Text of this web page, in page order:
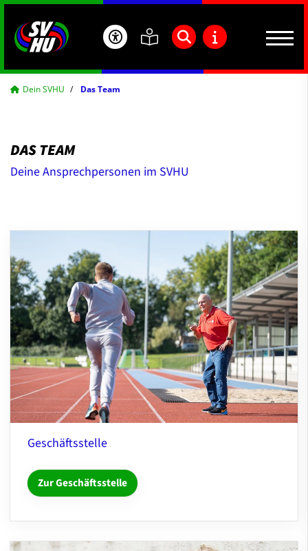
Dein SVHU Das Team
DAS TEAM
Deine Ansprechpersonen im SVHU
Geschäftsstelle
Zur Geschäftsstelle